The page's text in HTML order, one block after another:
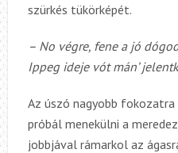
szürkés tükörképét.
– No végre, fene a jó
Ippeg ideje vót mán’
Az úszó nagyobb
próbál menekülni a
jobbjával rámarkol az